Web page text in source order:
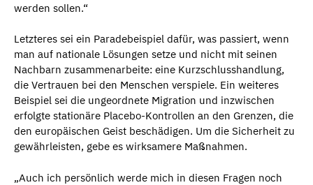
werden sollen.“
Letzteres sei ein Paradebeispiel dafür, was passiert, wenn
man auf nationale Lösungen setze und nicht mit seinen
Nachbarn zusammenarbeite: eine Kurzschlusshandlung,
die Vertrauen bei den Menschen verspiele. Ein weiteres
Beispiel sei die ungeordnete Migration und inzwischen
erfolgte stationäre Placebo-Kontrollen an den Grenzen, die
den europäischen Geist beschädigen. Um die Sicherheit zu
gewährleisten, gebe es wirksamere Maßnahmen.
„Auch ich persönlich werde mich in diesen Fragen noch